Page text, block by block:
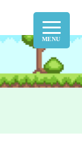
MENU